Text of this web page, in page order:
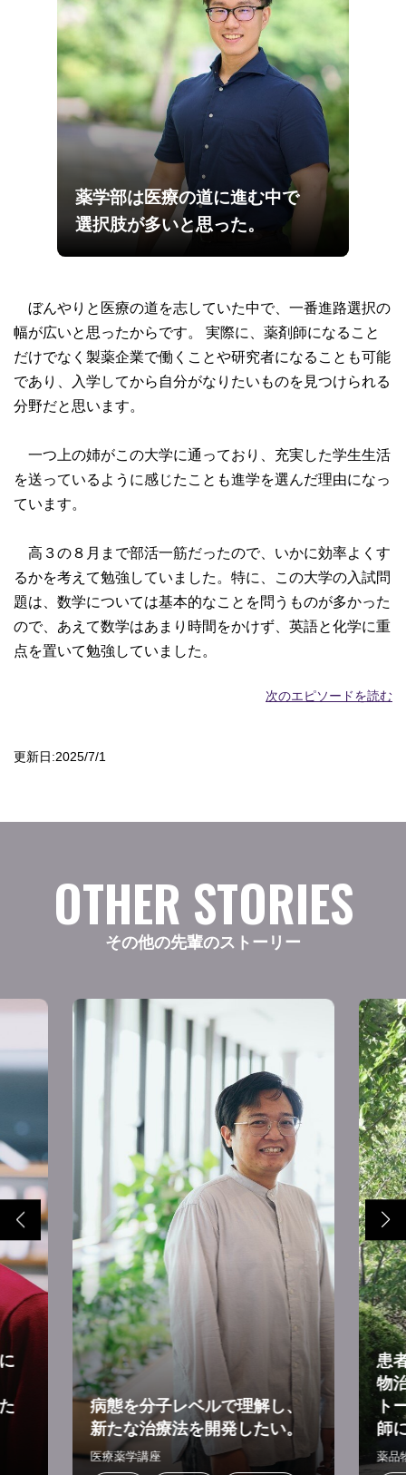
薬学部は医療の道に進む中で
選択肢が多いと思った。
ぼんやりと医療の道を志していた中で、一番進路選択の
幅が広いと思ったからです。 実際に、薬剤師になること
だけでなく製薬企業で働くことや研究者になることも可能
であり、入学してから自分がなりたいものを見つけられる
分野だと思います。
一つ上の姉がこの大学に通っており、充実した学生生活
を送っているように感じたことも進学を選んだ理由になっ
ています。
高３の８月まで部活一筋だったので、いかに効率よくす
るかを考えて勉強していました。特に、この大学の入試問
題は、数学については基本的なことを問うものが多かった
ので、あえて数学はあまり時間をかけず、英語と化学に重
点を置いて勉強していました。
次のエピソードを読む
更新日:2025/7/1
OTHER STORIES
その他の先輩のストーリー
病態を分子レベルで理解し、
新たな治療法を開発したい。
医療薬学講座
患
物
ト
師
薬品